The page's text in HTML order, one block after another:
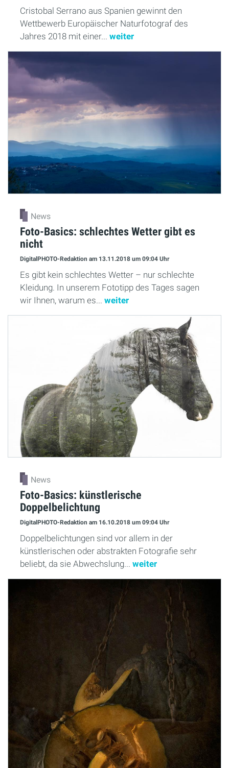
Cristobal Serrano aus Spanien gewinnt den
Wettbewerb Europäischer Naturfotograf des
Jahres 2018 mit einer... weiter
News
Foto-Basics: schlechtes Wetter gibt es
nicht
DigitalPHOTO-Redaktion am 13.11.2018 um 09:04 Uhr
Es gibt kein schlechtes Wetter – nur schlechte
Kleidung. In unserem Fototipp des Tages sagen
wir Ihnen, warum es... weiter
News
Foto-Basics: künstlerische
Doppelbelichtung
DigitalPHOTO-Redaktion am 16.10.2018 um 09:04 Uhr
Doppelbelichtungen sind vor allem in der
künstlerischen oder abstrakten Fotografie sehr
beliebt, da sie Abwechslung... weiter